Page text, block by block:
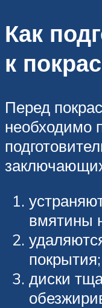
Как
к
Перед
необходимо
вмятины
покрытия;
диски